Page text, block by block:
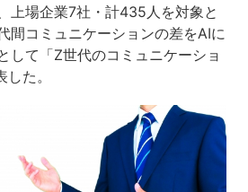
上場企業7社・計435人を対象と
間コミュニケーションの差をAIに
して「Z世代のコミュニケーショ
た。